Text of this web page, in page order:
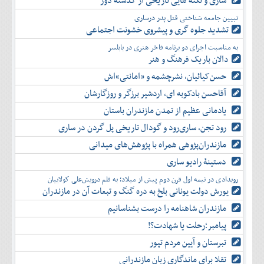
بهمن
اسفند
آذر
دی
بهمن
اسفند
تبیین جامعه شناختی قتل پدر درساری
تشدید جلوه‌ گری و پیشروی خشونت اجتماعی
به مناسبت اجرای دو برنامه فاخر هنری در بابلسر
دالان باریک فرهنگ و هنر
حسن‌کیائیان، نشرچشمه و «امانتی»اش
آقاحسن بادکوبه ای، اردشیر برزگر و روزگارشان
یادمانی عظیم از تمدن مازندران باستان
رود تجن، ساری‌رود و گودال تاریخی پل گردن در ساری
مازندران‌پژوهی همراه با پژوهش‌های میدانی
دستینۀ رادیو ساری
رویدادی در نیمه اول قرن دوم پیش از میلاد؛ به قلم درویش‌علی کولاییان
یورش دولت یونانی بلخ به دره گنگ و تبعات آن در مازندران
مازندران شاهنامه را درست بشناسانیم
پیامبر؛رحلت یا شهادت؟!
تبرستان و آیین مردم تپور
تقلا برای ماندگاری زبان مازندرانی